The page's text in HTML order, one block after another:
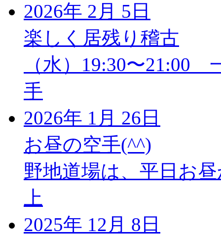
2026年 2月 5日
楽しく居残り稽古
（水）19:30〜21:00
手
2026年 1月 26日
お昼の空手(^^)
野地道場は、平日お
上
2025年 12月 8日